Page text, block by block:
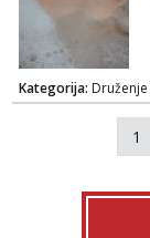
Kategorija: Druženje
1